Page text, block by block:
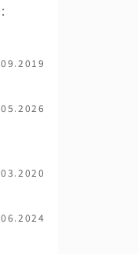
:
09.2019
05.2026
03.2020
06.2024